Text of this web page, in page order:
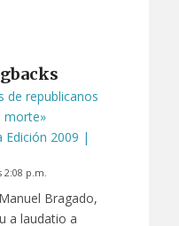
de republicanos
morte»
Edición 2009 |
p.m.
Bragado,
a laudatio a